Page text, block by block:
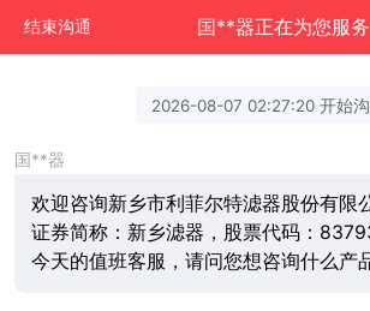
结束沟通 国**器正在为您服务
2026-08-07 02:27:20 开始
国**器
欢迎咨询新乡市利菲尔特滤器股份有限
证券简称：新乡滤器，股票代码：
今天的值班客服，请问您想咨询什么产